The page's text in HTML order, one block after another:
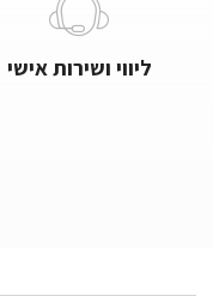
ליווי ושירות אישי